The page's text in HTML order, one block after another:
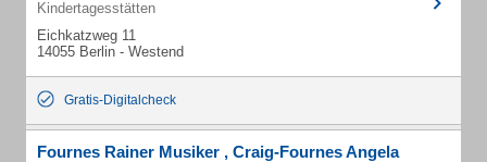
Kindertagesstätten
Eichkatzweg 11
14055 Berlin - Westend
Gratis-Digitalcheck
Fournes Rainer Musiker , Craig-Fournes Angela